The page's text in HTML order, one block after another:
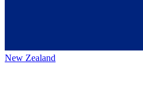
New Zealand